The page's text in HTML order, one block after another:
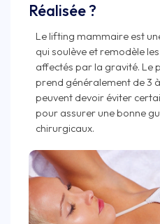
Réalisée ?
Le lifting mammaire est
qui soulève et remodèle
affectés par la gravité. Le
prend généralement de 3
peuvent devoir éviter
pour assurer une bonne
chirurgicaux.